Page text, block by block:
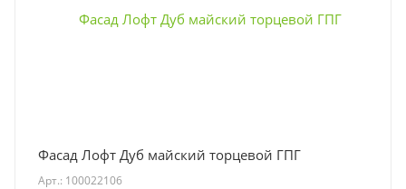
Фасад Лофт Дуб майский торцевой ГПГ
Арт.: 100022106